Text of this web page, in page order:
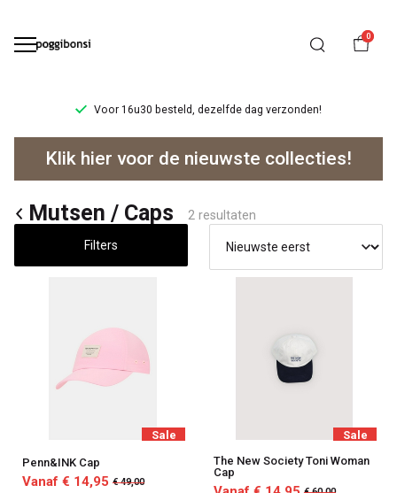
0
verzonden! Ruilen/retourneren binnen 14
Mutsen
Poggibonsi
Klik hier voor de nieuwste collecties!
Mutsen / Caps 2 resultaten
Filters
Sale
Penn&INK Cap
Vanaf € 14,95 € 49,00
Sale
The New Society Toni Woman
Cap